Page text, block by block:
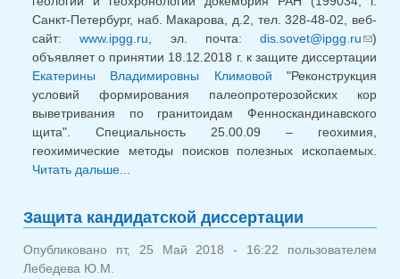
Санкт-Петербург, наб. Макарова, д.2, тел. 328-48-02, веб-
сайт:www.ipgg.ru , эл. почта: dis.sovet@ipgg.ru
для
email)
)
объявляет о принятии 18.12.2018 г. к защите диссертации
Екатерины Владимировны Климовой "Реконструкция
условий формирования палеопротерозойских кор
выветривания по гранитоидам Фенноскандинавского
щита". Специальность 25.00.09 – геохимия,
геохимические методы поисков полезных ископаемых.
Читать дальше...
Защита кандидатской диссертации
Опубликовано пт, 25 Май 2018 - 16:22 пользователем
Лебедева Ю.М.